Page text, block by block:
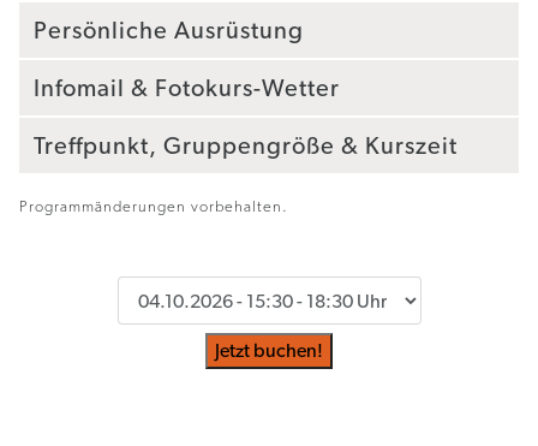
Persönliche Ausrüstung
Infomail & Fotokurs-Wetter
Treffpunkt, Gruppengröße & Kurszeit
Programmänderungen vorbehalten.
Jetzt buchen!